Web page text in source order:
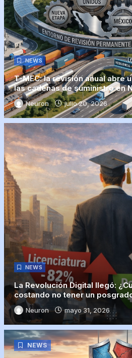
NEWS
T-MEC: la revisión anual abre
las cadenas de suministro en
Neuron julio 20, 2026
NEWS
La Revolución Digital llegó:
costando no tener un
Neuron mayo 31, 2026
NEWS